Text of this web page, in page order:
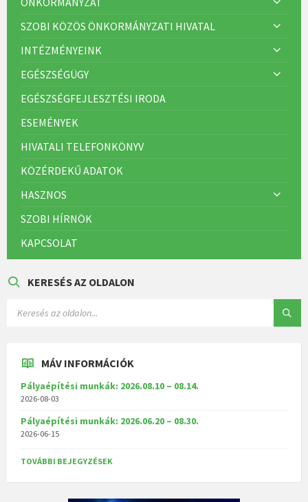
SZOBI KÖZÖS ÖNKORMÁNYZATI HIVATAL
INTÉZMÉNYEINK
EGÉSZSÉGÜGY
EGÉSZSÉGFEJLESZTÉSI IRODA
ESEMÉNYEK
HIVATALI TELEFONKÖNYV
KÖZÉRDEKŰ ADATOK
HASZNOS
SZOBI HÍRNÖK
KAPCSOLAT
KERESÉS AZ OLDALON
MÁV INFORMÁCIÓK
Pályaépítési munkák: 2026.08.10 – 08.14.
2026-08-03
Pályaépítési munkák: 2026.06.20 – 08.30.
2026-06-15
TOVÁBBI BEJEGYZÉSEK